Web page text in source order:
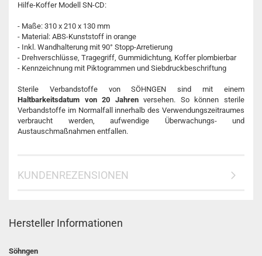
Hilfe-Koffer Modell SN-CD:
- Maße: 310 x 210 x 130 mm
- Material: ABS-Kunststoff in orange
- Inkl. Wandhalterung mit 90° Stopp-Arretierung
- Drehverschlüsse, Tragegriff, Gummidichtung, Koffer plombierbar
- Kennzeichnung mit Piktogrammen und Siebdruckbeschriftung
Sterile Verbandstoffe von SÖHNGEN sind mit einem
Haltbarkeitsdatum von 20 Jahrenversehen. So können sterile
Verbandstoffe im Normalfall innerhalb des Verwendungszeitraumes
verbraucht werden, aufwendige Überwachungs- und
Austauschmaßnahmen entfallen.
KUNDENREZENSIONEN
Hersteller Informationen
Söhngen